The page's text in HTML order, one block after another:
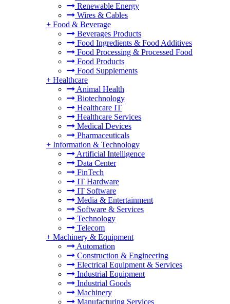
Renewable Energy
Wires & Cables
+ Food & Beverage
Beverages Products
Food Ingredients & Food Additives
Food Processing & Processed Food
Food Products
Food Supplements
+ Healthcare
Animal Health
Biotechnology
Healthcare IT
Healthcare Services
Medical Devices
Pharmaceuticals
+ Information & Technology
Artificial Intelligence
Data Center
FinTech
IT Hardware
IT Software
Media & Entertainment
Software & Services
Technology
Telecom
+ Machinery & Equipment
Automation
Construction & Engineering
Electrical Equipment & Services
Industrial Equipment
Industrial Goods
Machinery
Manufacturing Services